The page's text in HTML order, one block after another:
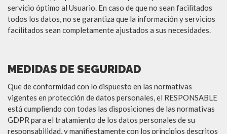
servicio óptimo al Usuario. En caso de que no sean facilitados
todos los datos, no se garantiza que la información y servicios
facilitados sean completamente ajustados a sus necesidades.
MEDIDAS DE SEGURIDAD
Que de conformidad con lo dispuesto en las normativas
vigentes en protección de datos personales, el RESPONSABLE
está cumpliendo con todas las disposiciones de las normativas
GDPR para el tratamiento de los datos personales de su
responsabilidad, y manifiestamente con los principios descritos